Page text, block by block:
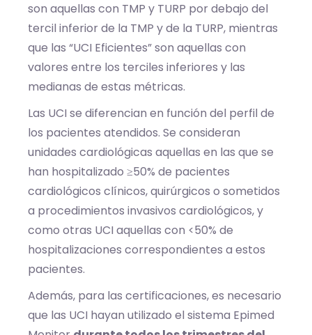
son aquellas con TMP y TURP por debajo del
tercil inferior de la TMP y de la TURP, mientras
que las “UCI Eficientes” son aquellas con
valores entre los terciles inferiores y las
medianas de estas métricas.
Las UCI se diferencian en función del perfil de
los pacientes atendidos. Se consideran
unidades cardiológicas aquellas en las que se
han hospitalizado ≥50% de pacientes
cardiológicos clínicos, quirúrgicos o sometidos
a procedimientos invasivos cardiológicos, y
como otras UCI aquellas con <50% de
hospitalizaciones correspondientes a estos
pacientes.
Además, para las certificaciones, es necesario
que las UCI hayan utilizado el sistema Epimed